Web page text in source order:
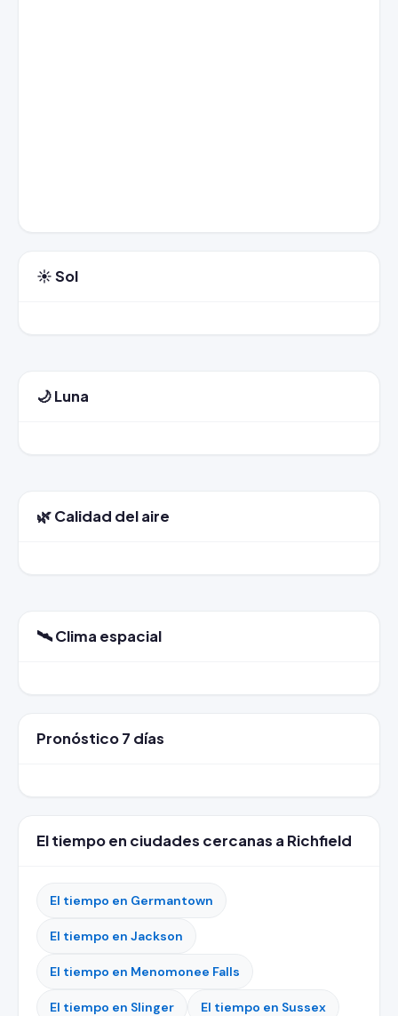
☀️ Sol
🌙 Luna
🌿 Calidad del aire
🛰️ Clima espacial
Pronóstico 7 días
El tiempo en ciudades cercanas a Richfield
El tiempo en Germantown
El tiempo en Jackson
El tiempo en Menomonee Falls
El tiempo en Slinger El tiempo en Sussex